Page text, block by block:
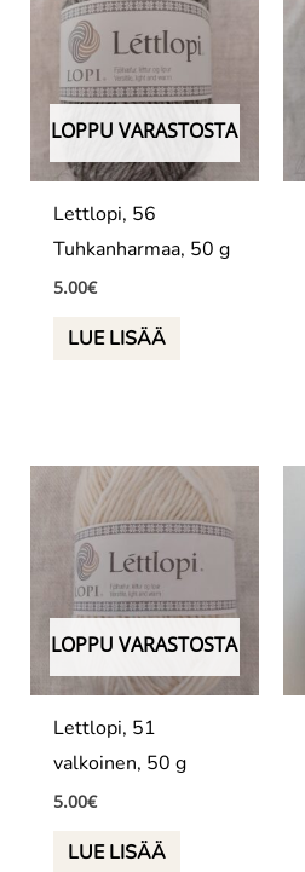
LOPPU VARASTOSTA
Lettlopi, 56
Tuhkanharmaa, 50 g
5.00€
LUE LISÄÄ
LOPPU VARASTOSTA
Lettlopi, 51
valkoinen, 50 g
5.00€
LUE LISÄÄ